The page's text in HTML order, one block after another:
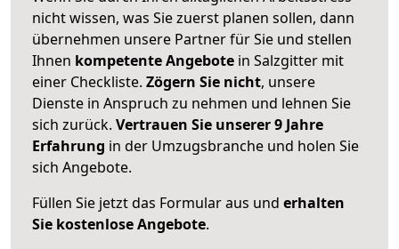
nicht wissen, was Sie zuerst planen sollen, dann
übernehmen unsere Partner für Sie und stellen
Ihnen kompetente Angebote in Salzgitter mit
einer Checkliste. Zögern Sie nicht, unsere
Dienste in Anspruch zu nehmen und lehnen Sie
sich zurück. Vertrauen Sie unserer 9 Jahre
Erfahrung in der Umzugsbranche und holen Sie
sich Angebote.
Füllen Sie jetzt das Formular aus und erhalten
Sie kostenlose Angebote.